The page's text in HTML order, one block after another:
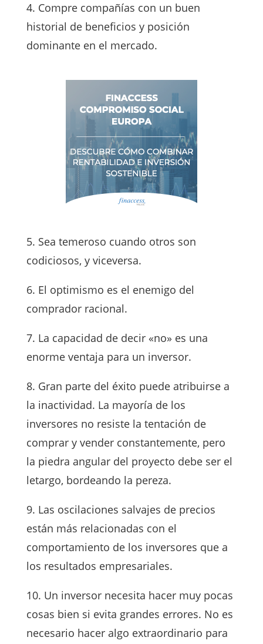
4. Compre compañías con un buen
historial de beneficios y posición
dominante en el mercado.
5. Sea temeroso cuando otros son
codiciosos, y viceversa.
6. El optimismo es el enemigo del
comprador racional.
7. La capacidad de decir «no» es una
enorme ventaja para un inversor.
8. Gran parte del éxito puede atribuirse a
la inactividad. La mayoría de los
inversores no resiste la tentación de
comprar y vender constantemente, pero
la piedra angular del proyecto debe ser el
letargo, bordeando la pereza.
9. Las oscilaciones salvajes de precios
están más relacionadas con el
comportamiento de los inversores que a
los resultados empresariales.
10. Un inversor necesita hacer muy pocas
cosas bien si evita grandes errores. No es
necesario hacer algo extraordinario para